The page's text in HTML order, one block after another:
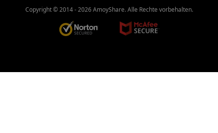
Copyright © 2014 -2026AmoyShare. Alle Rechte vorbehalten.